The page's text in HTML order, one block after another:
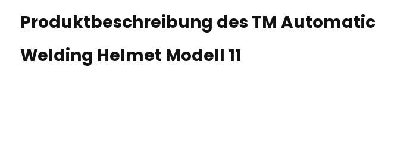
Produktbeschreibung des TM Automatic
Welding Helmet Modell 11